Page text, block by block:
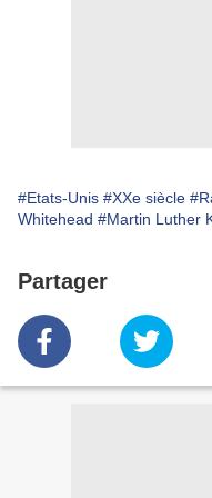
#Etats-Unis #XXe siècle
Whitehead #Martin Luther
Partager